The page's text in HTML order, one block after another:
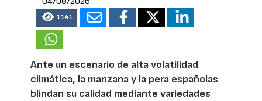
1141
Ante un escenario de alta volatilidad
climática, la manzana y la pera españolas
blindan su calidad mediante variedades